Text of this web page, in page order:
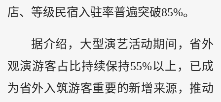
店、等级民宿入驻率普遍突破85%。
据介绍，大型演艺活动期间，省外
观演游客占比持续保持55%以上，已成
为省外入筑游客重要的新增来源，推动